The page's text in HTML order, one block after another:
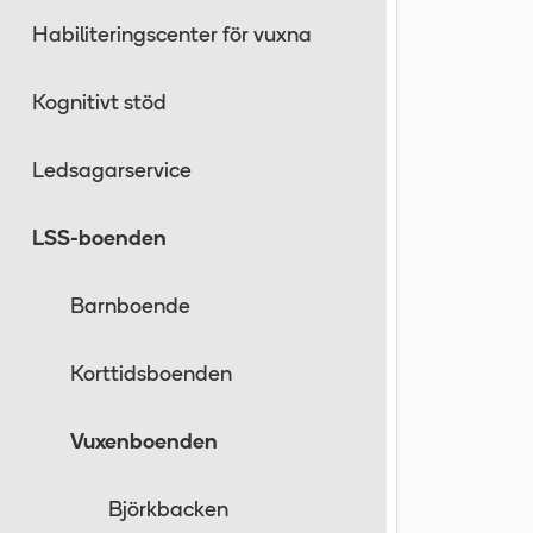
Habiliteringscenter för vuxna
Kognitivt stöd
Ledsagarservice
LSS-boenden
Barnboende
Korttidsboenden
Vuxenboenden
Björkbacken